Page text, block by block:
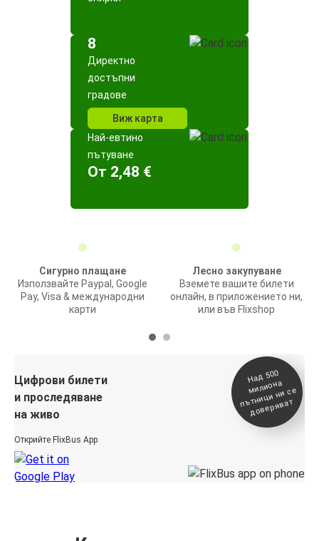
8
Директно
достъпни
градове
Виж карта
Най-евтино
пътуване
Oт 2,48 €
Сигурно плащане
Използвайте Paypal, Google
Pay, Visa & международни
карти
Лесно закупуване
Вземете вашите билети
онлайн, в приложението ни,
или във Flixshop
Цифрови билети
и проследяване
на живо
Открийте FlixBus App
На
д 500
милиона
п
ътници ни се
доверяват